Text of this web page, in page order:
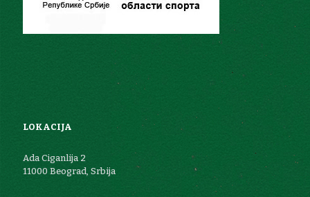
LOKACIJA
Ada Ciganlija 2
11000 Beograd, Srbija